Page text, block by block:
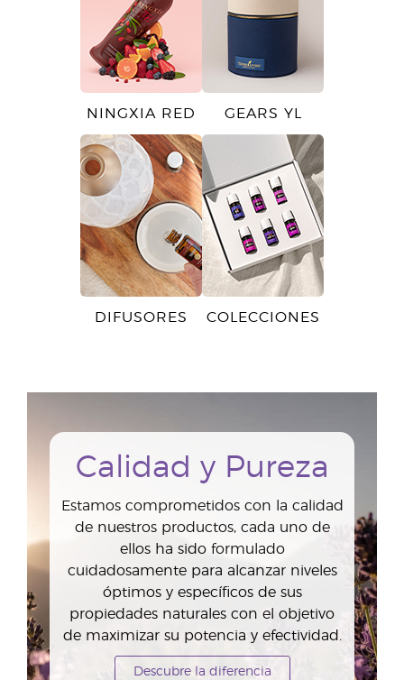
NINGXIA RED GEARS YL
DIFUSORES COLECCIONES
Calidad y Pureza
Estamos comprometidos con la calidad
de nuestros productos, cada uno de
ellos ha sido formulado
cuidadosamente para alcanzar niveles
óptimos y específicos de sus
propiedades naturales con el objetivo
de maximizar su potencia y efectividad.
Descubre la diferencia